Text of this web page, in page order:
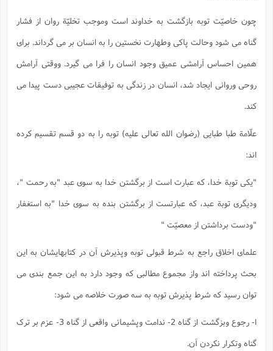
چون خاصیّت توبه بازگشت به خداوند است وموجب تخلیّة روان از فشار
گناه می شود وحالت پاکی وطهارت نخستین را به انسان بر می گرداند. برای
همین احساس آرامشی عمیق وجود انسان را فرا می گیرد. ووقتی آرامش
روحی وروانی ایجاد شد، انسان در زندگی به توفیقات عجیبی دست پیدا می
کند.
علّامة طبا طبایی (رضوان الله تعالی علیه) توبه را به دو قسم تقسیم کرده
اند:
"یکی توبة خدا، که عبارت است از برگشتن خدا به سوی عبد "به رحمت "،
ودیگری توبة عبد، که عبارتست از برگشتن بنده به سوی خدا "به استغفار
"ودست برداشتن از معصیّت "
علمای اخلاق راجع به شرط قبولی توبه وپذیرش آن در کتابهایشان به این
بحث پرداخته اند واز مجموع مطالبی که وجود دارد به این جمع بندی می
توان رسید که شرط پذیرش توبه به سه صورت خلاصه می شود:
ا- رجوع وبزگشت از گناه 2- ندامت وپشیمانی واقعی از گناه 3- عزم بر ترک
گناه وتکرار نکردن آن.